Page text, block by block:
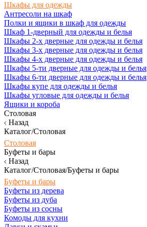
Шкафы для одежды
Антресоли на шкаф
Полки и ящики в шкаф для одежды
Шкаф 1-дверный для одежды и белья
Шкафы 2-х дверные для одежды и белья
Шкафы 3-х дверные для одежды и белья
Шкафы 4-х дверные для одежды и белья
Шкафы 5-ти дверные для одежды и белья
Шкафы 6-ти дверные для одежды и белья
Шкафы купе для одежды и белья
Шкафы угловые для одежды и белья
Ящики и короба
Столовая
Назад
Каталог/Столовая
Столовая
Буфеты и бары
Назад
Каталог/Столовая/Буфеты и бары
Буфеты и бары
Буфеты из дерева
Буфеты из дуба
Буфеты из сосны
Комоды для кухни